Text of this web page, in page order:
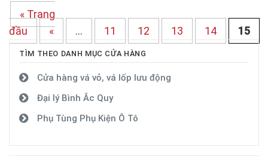
« Trang
đầu
« ... 11 12 13 14 15
TÌM THEO DANH MỤC CỬA HÀNG
Cửa hàng vá vỏ, vá lốp lưu động
Đại lý Bình Ắc Quy
Phụ Tùng Phụ Kiện Ô Tô